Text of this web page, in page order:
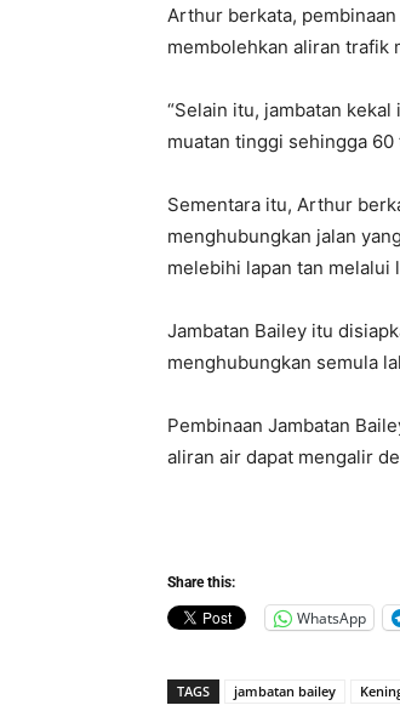
Arthur berkata,
membolehkan aliran trafik
“Selain itu, jambatan
muatan tinggi sehingga 60
Sementara itu, Arthur
menghubungkan jalan
melebihi lapan tan melalui
Jambatan Bailey itu
menghubungkan semula
Pembinaan Jambatan
aliran air dapat mengalir
Share this:
WhatsApp
TAGS jambatan bailey